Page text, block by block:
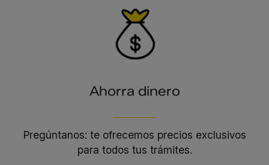
Ahorra dinero
Pregúntanos: te ofrecemos precios exclusivos
para todos tus trámites.